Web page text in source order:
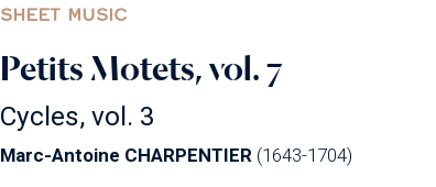
SHEET MUSIC
Petits Motets, vol. 7
Cycles, vol. 3
Marc-Antoine CHARPENTIER (1643-1704)